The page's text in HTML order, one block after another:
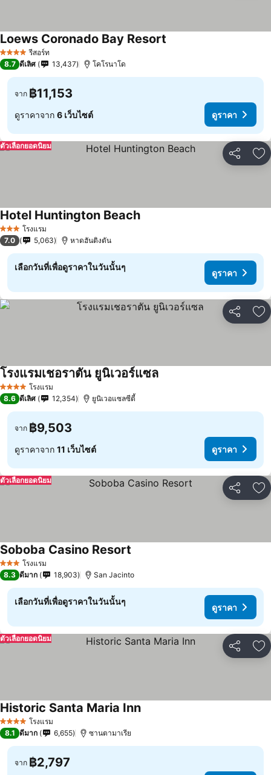
4 ดาว รีสอร์ท
Loews Coronado Bay Resort
8.7 ดีเลิศ 13,437 โคโรนาโด
จาก ฿11,153
ดูราคาจาก 6 เว็บไซต์ ดูราคา
แชร์ เ
ตัวเลือกยอดนิยม
3 ดาว โรงแรม
Hotel Huntington Beach
7.0 5,063 หาดฮันติงตัน
เลือกวันที่เพื่อดูราคาในวันนั้นๆ
ดูราคา
แชร์ เ
4 ดาว โรงแรม
โรงแรมเชอราตัน ยูนิเวอร์แซล
8.6 ดีเลิศ 12,354 ยูนิเวอแซลซีตี้
จาก ฿9,503
ดูราคาจาก 11 เว็บไซต์ ดูราคา
แชร์ เ
ตัวเลือกยอดนิยม
3 ดาว โรงแรม
Soboba Casino Resort
8.3 ดีมาก 18,903 San Jacinto
เลือกวันที่เพื่อดูราคาในวันนั้นๆ
ดูราคา
แชร์ เ
ตัวเลือกยอดนิยม
4 ดาว โรงแรม
Historic Santa Maria Inn
8.1 ดีมาก 6,655 ซานตามาเรีย
จาก ฿2,797